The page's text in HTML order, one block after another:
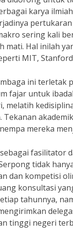
karya
pertukaran
sering kali
mati. Hal inilah
MIT,
ini terletak
fajar untuk
melatih
mereka
fasilitator
tidak
dan kompetisi
konsultasi
tahunnya,
tinggi negeri